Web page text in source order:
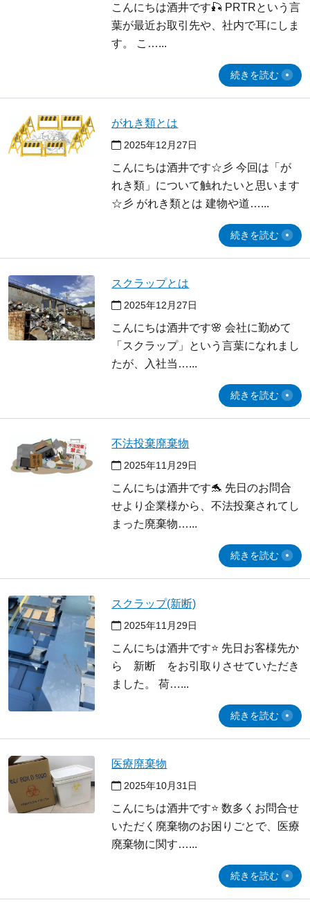
こんにちは酒井です🎣 PRTRという言
葉が最近お取引先や、社内で耳にしま
す。 こ…
続きを読む
がれき類とは
2025年12月27日
こんにちは酒井です☆彡 今回は「が
れき類」について触れたいと思います
☆彡 がれき類とは 建物や道…
続きを読む
スクラップとは
2025年12月27日
こんにちは酒井です🌸 会社に勤めて
「スクラップ」という言葉になれまし
たが、入社当…
続きを読む
不法投棄廃棄物
2025年11月29日
こんにちは酒井です🐬 先日のお問合
せより企業様から、不法投棄されてし
まった廃棄物…
続きを読む
スクラップ(新断)
2025年11月29日
こんにちは酒井です⭐ 先日お客様先か
ら 新断 をお引取りさせていただき
ました。 荷…
続きを読む
医療廃棄物
2025年10月31日
こんにちは酒井です⭐ 数多くお問合せ
いただく廃棄物のお困りごとで、医療
廃棄物に関す…
続きを読む